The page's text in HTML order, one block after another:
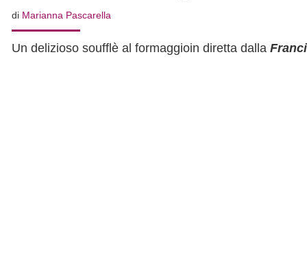
di Marianna Pascarella
Un delizioso soufflè al formaggioin diretta dalla